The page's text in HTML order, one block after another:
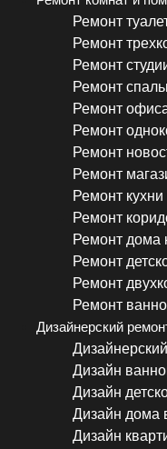
Ремонт
Ремонт
Ремонт
Ремонт
Ремонт
Ремонт
Ремонт
Ремонт
Ремонт
Ремонт
Ремонт дома
Ремонт
Ремонт
Ремонт
Дизайнерский
Дизайн
Дизайн
Дизайн дома
Дизайн